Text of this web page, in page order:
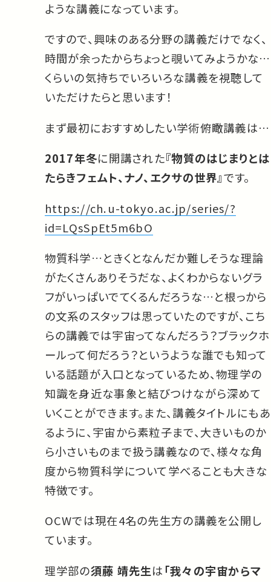
ような講義になっています。
ですので、興味のある分野の講義だけでなく、
時間が余ったからちょっと覗いてみようかな…
くらいの気持ちでいろいろな講義を視聴して
いただけたらと思います！
まず最初におすすめしたい学術俯瞰講義は…
2017年冬に開講された『物質のはじまりとは
たらきフェムト、ナノ、エクサの世界』です。
https://ch.u-tokyo.ac.jp/series/?
id=LQsSpEt5m6bO
物質科学…ときくとなんだか難しそうな理論
がたくさんありそうだな、よくわからないグラ
フがいっぱいでてくるんだろうな…と根っから
の文系のスタッフは思っていたのですが、こち
らの講義では宇宙ってなんだろう？ブラックホ
ールって何だろう？というような誰でも知って
いる話題が入口となっているため、物理学の
知識を身近な事象と結びつけながら深めて
いくことができます。また、講義タイトルにもあ
るように、宇宙から素粒子まで、大きいものか
ら小さいものまで扱う講義なので、様々な角
度から物質科学について学べることも大きな
特徴です。
OCWでは現在4名の先生方の講義を公開し
ています。
理学部の須藤 靖先生は「我々の宇宙からマ